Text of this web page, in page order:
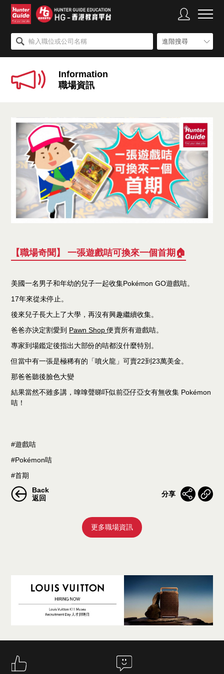
進階搜尋
Information
職場資訊
【職場奇聞】 一張遊戲咭可換來一個首期🏠
美國一名男子和年幼的兒子一起收集Pokémon GO遊戲咭。
17年來從未停止。
後來兒子長大上了大學，再沒有興趣繼續收集。
爸爸亦決定割愛到 Pawn Shop便賣所有遊戲咭。
專家到場鑑定後指出大部份的咭都沒什麼特別。
但當中有一張是極稀有的「噴火龍」可賣22到23萬美金。
那爸爸聽後臉色大變
結果當然不雖多講，嗱嗱聲睇吓似前亞仔亞女有無收集 Pokémon
咭！
#遊戲咭
#Pokémon咭
#首期
Back
返回
分享
更多職場資訊